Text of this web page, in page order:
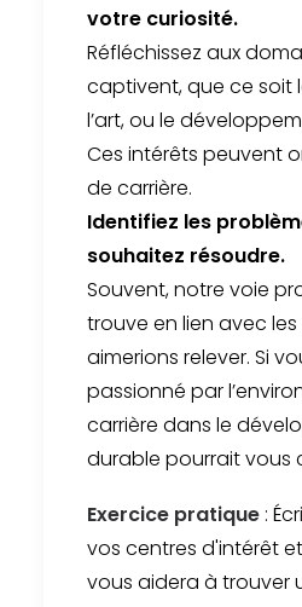
votre curiosité.
Réfléchissez aux
captivent, que ce soit
l’art, ou le
Ces intérêts peuvent
de carrière.
Identifiez les
souhaitez résoudre.
Souvent, notre voie
trouve en lien avec
aimerions relever. Si
passionné par
carrière dans le
durable pourrait vous
Exercice pratique :
vos centres d'intérêt
vous aidera à trouver